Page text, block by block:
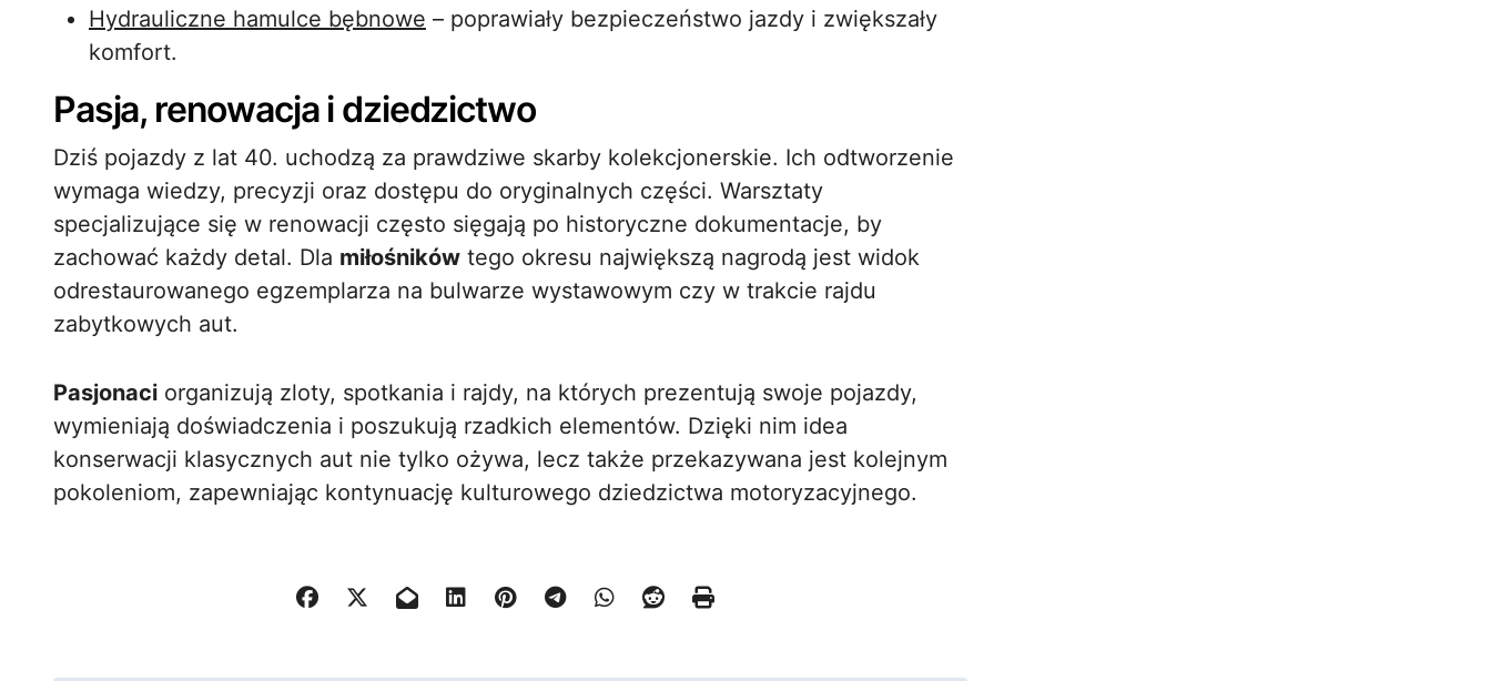
Hydrauliczne hamulce bębnowe – poprawiały bezpieczeństwo jazdy i zwiększały
komfort.
Pasja, renowacja i dziedzictwo
Dziś pojazdy z lat 40. uchodzą za prawdziwe skarby kolekcjonerskie. Ich odtworzenie
wymaga wiedzy, precyzji oraz dostępu do oryginalnych części. Warsztaty
specjalizujące się w renowacji często sięgają po historyczne dokumentacje, by
zachować każdy detal. Dla miłośników tego okresu największą nagrodą jest widok
odrestaurowanego egzemplarza na bulwarze wystawowym czy w trakcie rajdu
zabytkowych aut.
Pasjonaci organizują zloty, spotkania i rajdy, na których prezentują swoje pojazdy,
wymieniają doświadczenia i poszukują rzadkich elementów. Dzięki nim idea
konserwacji klasycznych aut nie tylko ożywa, lecz także przekazywana jest kolejnym
pokoleniom, zapewniając kontynuację kulturowego dziedzictwa motoryzacyjnego.